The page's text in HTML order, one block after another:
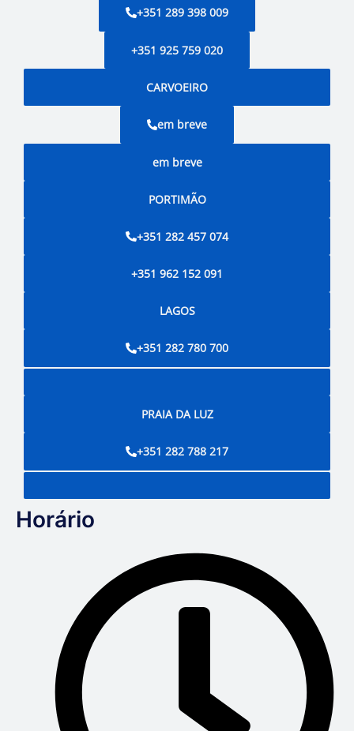
+351 289 398 009
+351 925 759 020
CARVOEIRO
em breve
em breve
PORTIMÃO
+351 282 457 074
+351 962 152 091
LAGOS
+351 282 780 700
PRAIA DA LUZ
+351 282 788 217
Horário